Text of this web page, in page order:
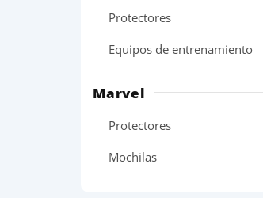
Protectores
Equipos de entrenamiento
Marvel
Protectores
Mochilas